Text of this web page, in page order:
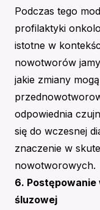
Podczas tego
profilaktyki
istotne w
nowotworów
jakie zmiany
odpowiednia
się do wczesnej
znaczenie w
nowotworowych.
6. Postępowanie
śluzowej